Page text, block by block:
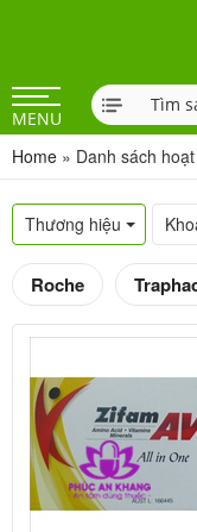
MENU
Home » Danh sách
Thương hiệu
Roche